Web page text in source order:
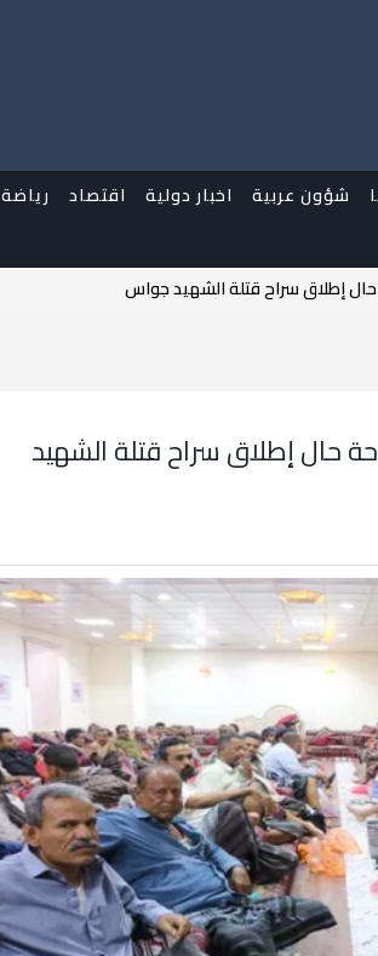
شؤون عربية اخبار دولية اقتصاد رياضة
حال إطلاق سراح قتلة الشهيد جواس
حال إطلاق سراح قتلة الشهيد